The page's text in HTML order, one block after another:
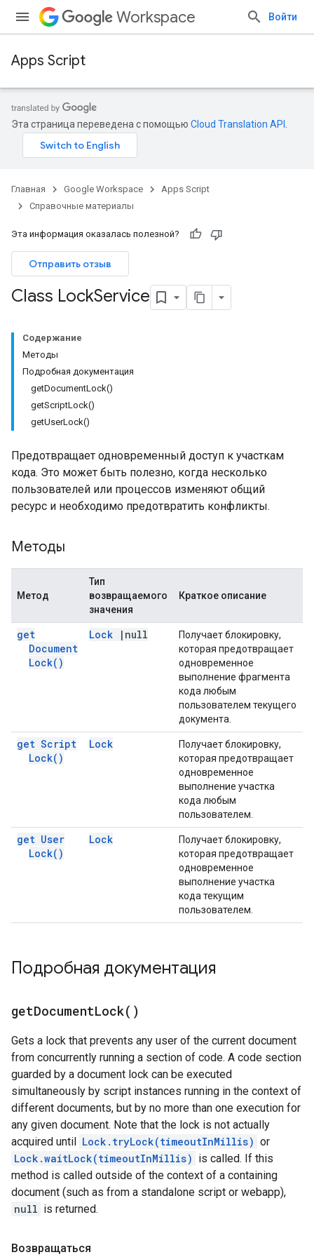
Workspace Войти
Apps Script
Эта страница переведена с помощью Cloud Translation API
Главная Google Workspace
Apps Script
Справочные материалы
Эта информация оказалась полезной?
Отправить отзыв
Class LockService
Содержание
Методы
Подробная документация
getDocumentLock()
getScriptLock()
getUserLock()
Предотвращает одновременный доступ к участкам
кода. Это может быть полезно, когда несколько
пользователей или процессов изменяют общий
ресурс и необходимо предотвратить конфликты.
Методы
Метод
Тип
возвращаемого
значения
Краткое описание
get
Document
Lock( )
Lock | null
Получает блокировку,
которая предотвращает
одновременное
выполнение фрагмента
кода любым
пользователем текущего
документа.
get Script
Lock( )
Lock
Получает блокировку,
которая предотвращает
одновременное
выполнение участка
кода любым
пользователем.
get User
Lock( )
Lock
Получает блокировку,
которая предотвращает
одновременное
выполнение участка
кода текущим
пользователем.
Подробная документация
getDocumentLock( )
Gets a lock that prevents any user of the current document
from concurrently running a section of code. A code section
guarded by a document lock can be executed
simultaneously by script instances running in the context of
different documents, but by no more than one execution for
any given document. Note that the lock is not actually
acquired until Lock.tryLock(timeoutInMillis) or
Lock.waitLock(timeoutInMillis) is called. If this
method is called outside of the context of a containing
document (such as from a standalone script or webapp),
null is returned.
Возвращаться